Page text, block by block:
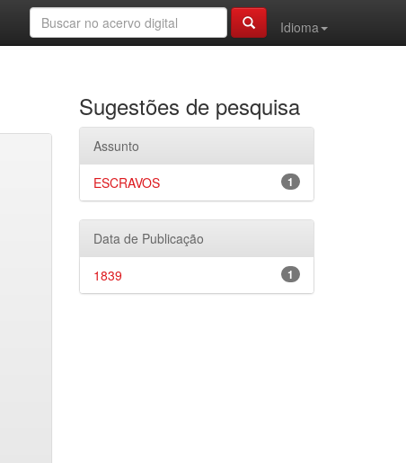
Idioma
Sugestões de pesquisa
Assunto
1
ESCRAVOS
Data de Publicação
1
1839